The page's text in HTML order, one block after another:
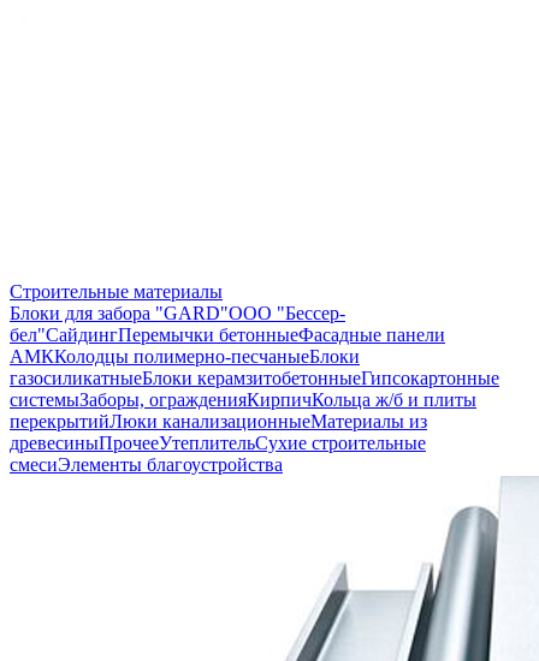
Строительные материалы
Блоки для забора "GARD"ООО "Бессер-
бел"СайдингПеремычки бетонныеФасадные панели
АМККолодцы полимерно-песчаныеБлоки
газосиликатныеБлоки керамзитобетонныеГипсокартонные
системыЗаборы, огражденияКирпичКольца ж/б и плиты
перекрытийЛюки канализационныеМатериалы из
древесиныПрочееУтеплительСухие строительные
смесиЭлементы благоустройства